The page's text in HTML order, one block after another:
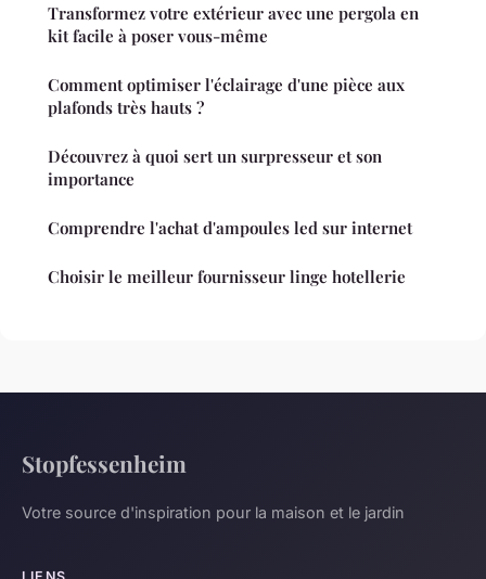
Transformez votre extérieur avec une pergola en
kit facile à poser vous-même
Comment optimiser l'éclairage d'une pièce aux
plafonds très hauts ?
Découvrez à quoi sert un surpresseur et son
importance
Comprendre l'achat d'ampoules led sur internet
Choisir le meilleur fournisseur linge hotellerie
Stopfessenheim
Votre source d'inspiration pour la maison et le jardin